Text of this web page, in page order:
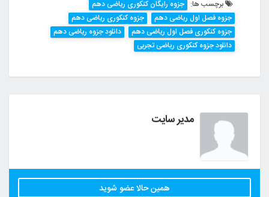
برچسب ها: جزوه رایگان کنکوری ریاضی دهم
جزوه فصل اول ریاضی دهم
جزوه کنکوری ریاضی دهم
جزوه کنکوری فصل اول ریاضی دهم
دانلود جزوه ریاضی دهم
دانلود جزوه کنکوری ریاضی تجربی
مدیر سایت
همین حالا عضو شوید